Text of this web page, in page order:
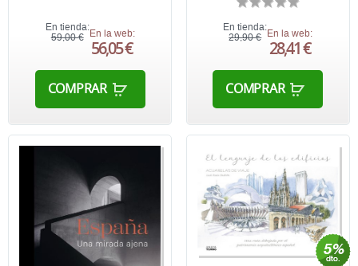
En tienda:
59,00 € En la web:
56,05 €
COMPRAR
En tienda:
29,90 €
En la web:
28,41 €
COMPRAR